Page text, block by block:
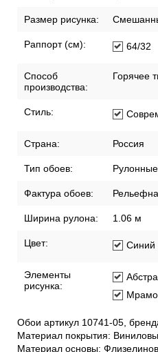
Размер рисунка:
Раппорт (см): 64/32
Способ
производства:
Горячее
Стиль:
Страна: Россия
Тип обоев: Рулонные
Фактура обоев:
Ширина рулона: 1.06 м
Цвет: Синий
Элементы
рисунка:
Обои артикул 10741-05,
Материал покрытия:
Материал основы: